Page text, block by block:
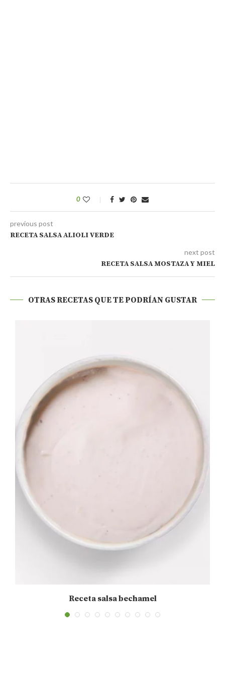
0
previous post
RECETA SALSA ALIOLI VERDE
next post
RECETA SALSA MOSTAZA Y MIEL
OTRAS RECETAS QUE TE PODRÍAN GUSTAR
Receta salsa bechamel